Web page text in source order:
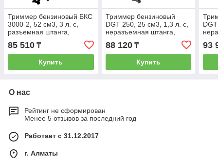
Триммер бензиновый БКС
3000-2, 52 см3, 3 л. с,
разъемная штанга,
состоит из 2 частей
Сибртех 96246
85 510 ₸
Купить
Триммер бензиновый
DGT 250, 25 см3, 1,3 л. с,
неразъемная штанга,
состоит из 2 частей Denzel
96233
88 120₸
Купить
93
О нас
Рейтинг не сформирован
Менее 5 отзывов за последний год
Работает с 31.12.2017
г. Алматы